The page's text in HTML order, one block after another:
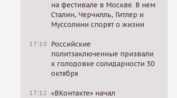
на фестивале в Москве. В нем
Сталин, Черчилль, Гитлер и
Муссолини спорят о жизни
17:10 Российские
политзаключенные призвали
к голодовке солидарности 30
октября
17:12 «ВКонтакте» начал